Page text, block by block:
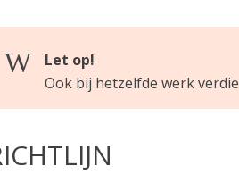
Let op!
Ook bij hetzelfde werk